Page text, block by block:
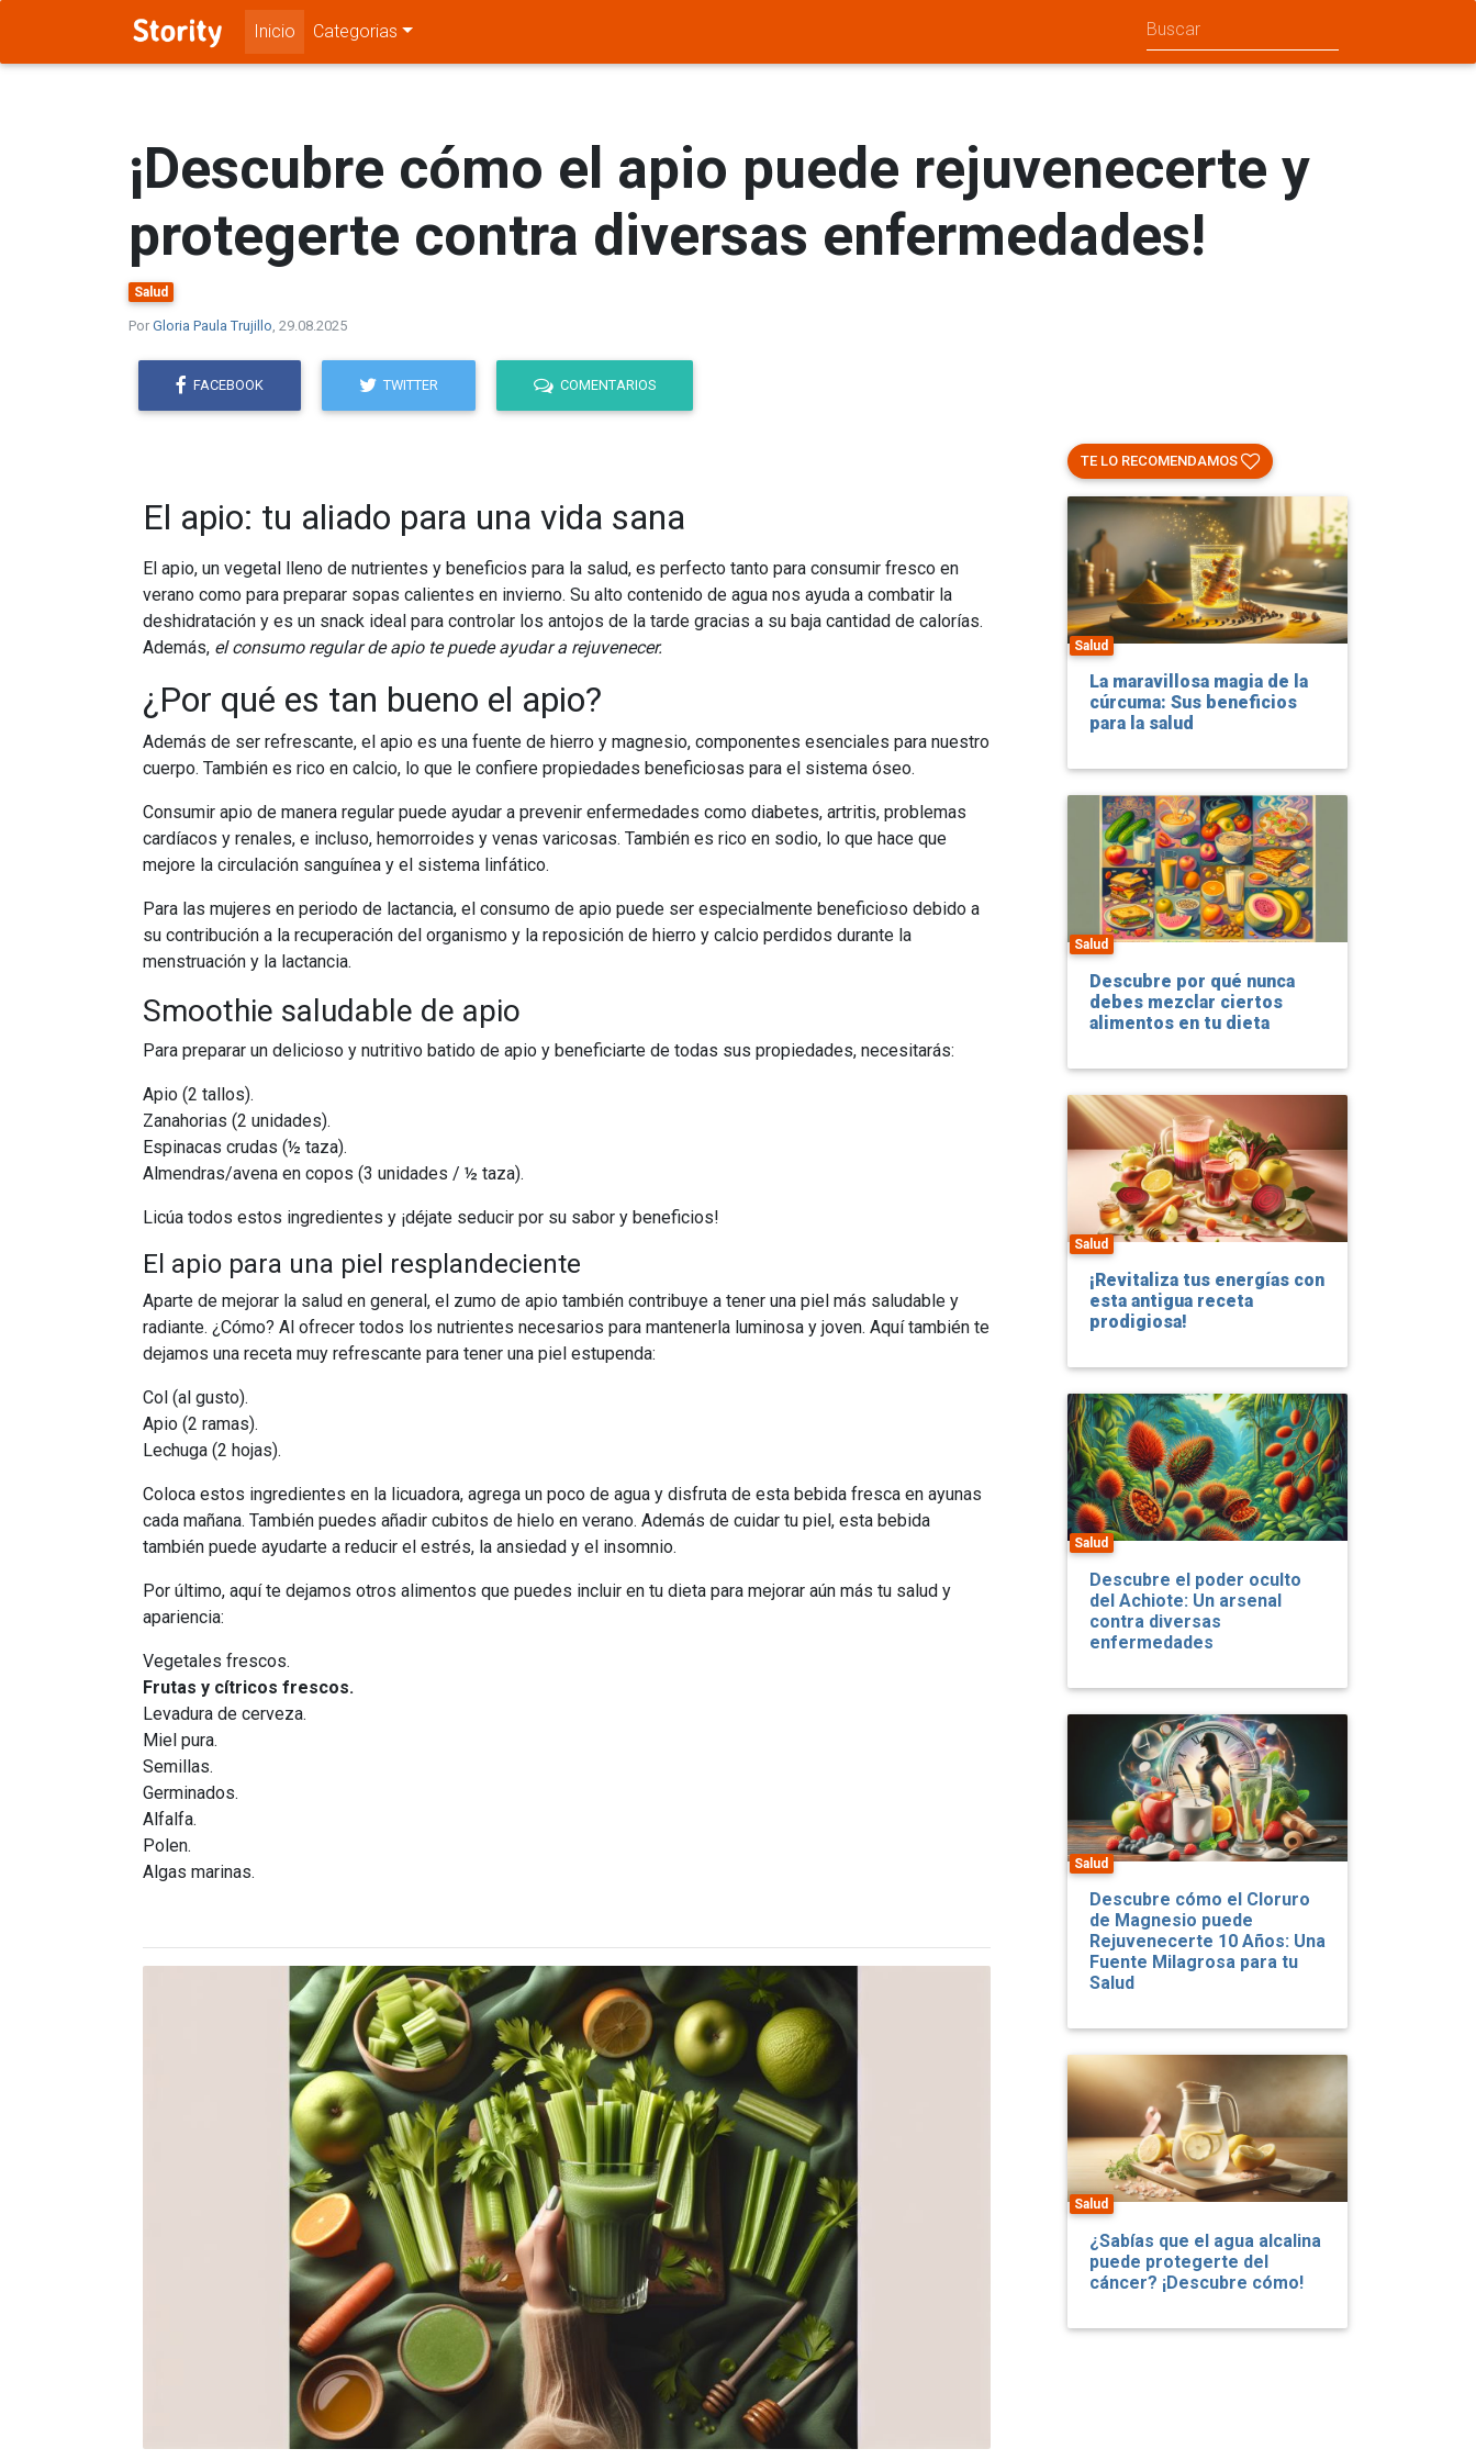
Inicio Categorias
¡Descubre cómo el apio puede rejuvenecerte y
protegerte contra diversas enfermedades!
Salud
Por Gloria Paula Trujillo , 29.08.2025
FACEBOOK TWITTER COMENTARIOS
El apio: tu aliado para una vida sana
El apio, un vegetal lleno de nutrientes y beneficios para la salud, es perfecto tanto para consumir fresco en
verano como para preparar sopas calientes en invierno. Su alto contenido de agua nos ayuda a combatir la
deshidratación y es un snack ideal para controlar los antojos de la tarde gracias a su baja cantidad de calorías.
Además, el consumo regular de apio te puede ayudar a rejuvenecer.
¿Por qué es tan bueno el apio?
Además de ser refrescante, el apio es una fuente de hierro y magnesio, componentes esenciales para nuestro
cuerpo. También es rico en calcio, lo que le confiere propiedades beneficiosas para el sistema óseo.
Consumir apio de manera regular puede ayudar a prevenir enfermedades como diabetes, artritis, problemas
cardíacos y renales, e incluso, hemorroides y venas varicosas. También es rico en sodio, lo que hace que
mejore la circulación sanguínea y el sistema linfático.
Para las mujeres en periodo de lactancia, el consumo de apio puede ser especialmente beneficioso debido a
su contribución a la recuperación del organismo y la reposición de hierro y calcio perdidos durante la
menstruación y la lactancia.
Smoothie saludable de apio
Para preparar un delicioso y nutritivo batido de apio y beneficiarte de todas sus propiedades, necesitarás:
Apio (2 tallos).
Zanahorias (2 unidades).
Espinacas crudas (½ taza).
Almendras/avena en copos (3 unidades / ½ taza).
Licúa todos estos ingredientes y ¡déjate seducir por su sabor y beneficios!
El apio para una piel resplandeciente
Aparte de mejorar la salud en general, el zumo de apio también contribuye a tener una piel más saludable y
radiante. ¿Cómo? Al ofrecer todos los nutrientes necesarios para mantenerla luminosa y joven. Aquí también te
dejamos una receta muy refrescante para tener una piel estupenda:
Col (al gusto).
Apio (2 ramas).
Lechuga (2 hojas).
Coloca estos ingredientes en la licuadora, agrega un poco de agua y disfruta de esta bebida fresca en ayunas
cada mañana. También puedes añadir cubitos de hielo en verano. Además de cuidar tu piel, esta bebida
también puede ayudarte a reducir el estrés, la ansiedad y el insomnio.
Por último, aquí te dejamos otros alimentos que puedes incluir en tu dieta para mejorar aún más tu salud y
apariencia:
Vegetales frescos.
Frutas y cítricos frescos.
Levadura de cerveza.
Miel pura.
Semillas.
Germinados.
Alfalfa.
Polen.
Algas marinas.
TE LO RECOMENDAMOS
Salud
La maravillosa magia de la
cúrcuma: Sus beneficios
para la salud
Salud
Descubre por qué nunca
debes mezclar ciertos
alimentos en tu dieta
Salud
¡Revitaliza tus energías con
esta antigua receta
prodigiosa!
Salud
Descubre el poder oculto
del Achiote: Un arsenal
contra diversas
enfermedades
Salud
Descubre cómo el Cloruro
de Magnesio puede
Rejuvenecerte 10 Años: Una
Fuente Milagrosa para tu
Salud
Salud
¿Sabías que el agua alcalina
puede protegerte del
cáncer? ¡Descubre cómo!